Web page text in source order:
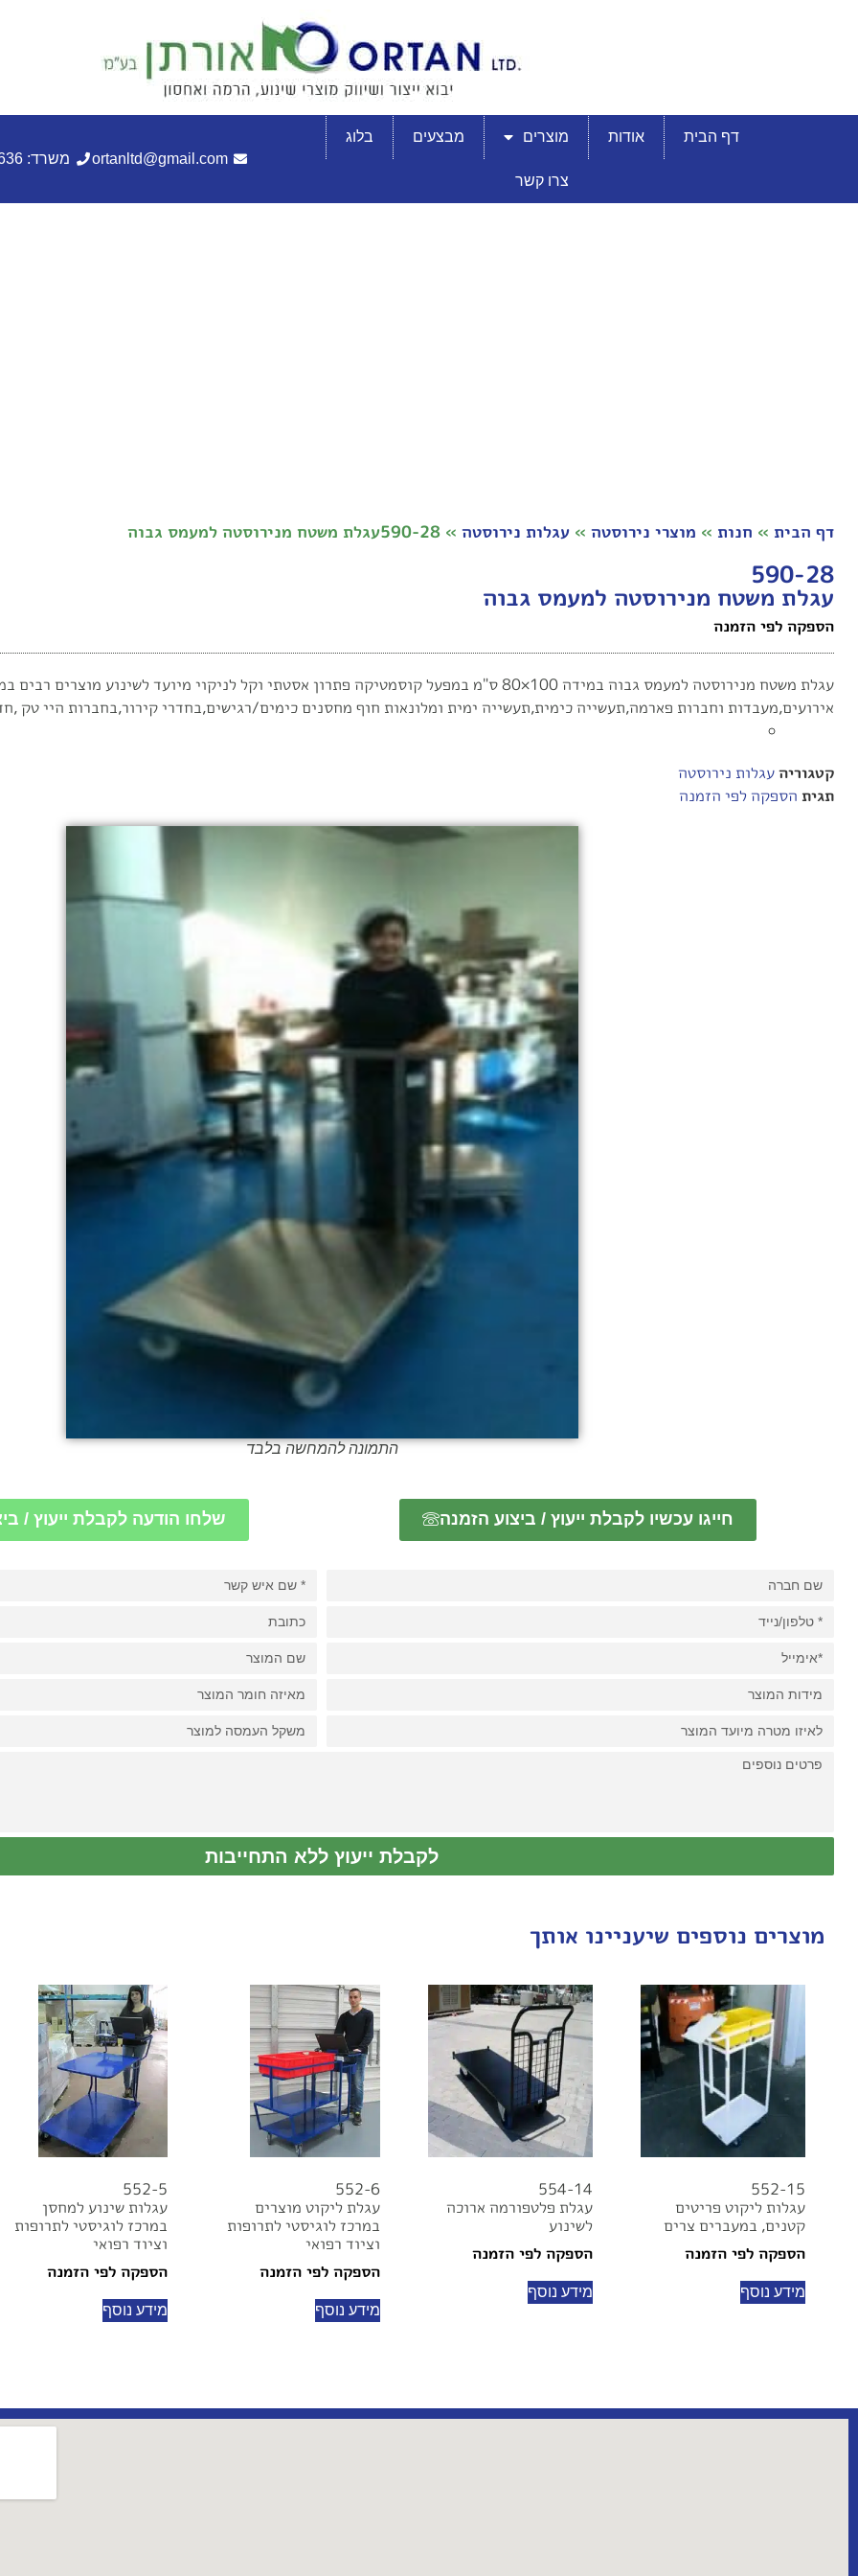
דף הבית אודות מוצרים מבצעים בלוג
צרו קשר
ortanltd@gmail.com משרד: 072-3305636
דף הבית » חנות » מוצרי נירוסטה » עגלות נירוסטה » 590-28עגלת משטח מנירוסטה למעמס גבוה
590-28
עגלת משטח מנירוסטה למעמס גבוה
הספקה לפי הזמנה
עגלת משטח מנירוסטה למעמס גבוה במידה 100×80 ס"מ במפעל קוסמטיקה פתרון אסטתי וקל לניקוי מיועד לשינוע מוצרים רבים ב
אירועים,מעבדות וחברות פארמה,תעשייה כימית,תעשייה ימית ומלונאות חוף מחסנים כימים/רגישים,בחדרי קירור,בחברות היי טק
קטגוריהעגלות נירוסטה
תגית הספקה לפי הזמנה
התמונה להמחשה בלבד
חייגו עכשיו לקבלת ייעוץ / ביצוע הזמנה שלחו הודעה לקבלת ייעוץ /
לקבלת ייעוץ ללא התחייבות
מוצרים נוספים שיעניינו אותך
552-15
עגלות ליקוט פריטים
קטנים, במעברים צרים
הספקה לפי הזמנה
מידע נוסף
554-14
עגלת פלטפורמה ארוכה
לשינוע
הספקה לפי הזמנה
מידע נוסף
552-6
עגלת ליקוט מוצרים
במרכז לוגיסטי לתרופות
וציוד רפואי
הספקה לפי הזמנה
מידע נוסף
552-5
עגלות שינוע למחסן
במרכז לוגיסטי לתרופות
וציוד רפואי
הספקה לפי הזמנה
מידע נוסף